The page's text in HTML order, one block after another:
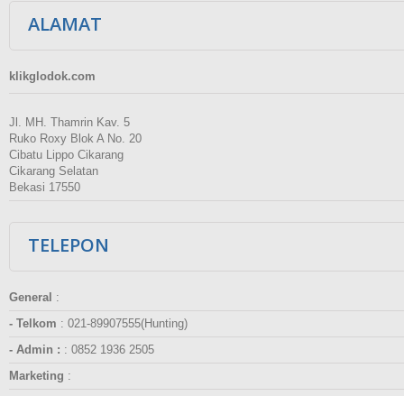
ALAMAT
klikglodok.com
Jl. MH. Thamrin Kav. 5
Ruko Roxy Blok A No. 20
Cibatu Lippo Cikarang
Cikarang Selatan
Bekasi 17550
TELEPON
General :
- Telkom : 021-89907555(Hunting)
- Admin : : 0852 1936 2505
Marketing :